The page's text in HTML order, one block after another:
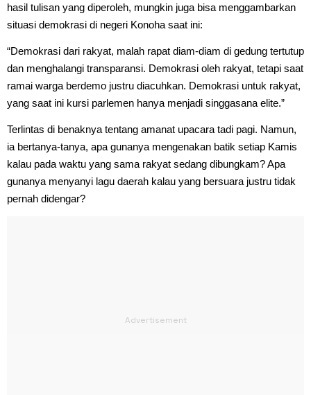
hasil tulisan yang diperoleh, mungkin juga bisa menggambarkan
situasi demokrasi di negeri Konoha saat ini:
“Demokrasi dari rakyat, malah rapat diam-diam di gedung tertutup
dan menghalangi transparansi. Demokrasi oleh rakyat, tetapi saat
ramai warga berdemo justru diacuhkan. Demokrasi untuk rakyat,
yang saat ini kursi parlemen hanya menjadi singgasana elite.”
Terlintas di benaknya tentang amanat upacara tadi pagi. Namun,
ia bertanya-tanya, apa gunanya mengenakan batik setiap Kamis
kalau pada waktu yang sama rakyat sedang dibungkam? Apa
gunanya menyanyi lagu daerah kalau yang bersuara justru tidak
pernah didengar?